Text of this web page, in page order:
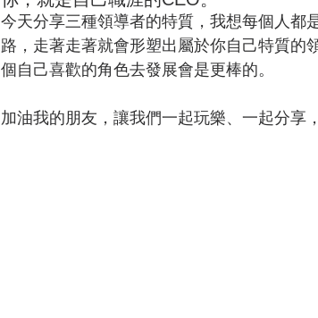
今天分享三種領導者的特質，我想每個人都
路，走著走著就會形塑出屬於你自己特質的
個自己喜歡的角色去發展會是更棒的。
加油我的朋友，讓我們一起玩樂、一起分享